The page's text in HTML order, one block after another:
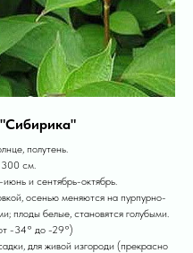
полутень.
300 см.
и сентябрь-октябрь.
осенью меняются на пурпурно-
плоды белые, становятся голубыми.
-34° до -29°)
для живой изгороди (прекрасно